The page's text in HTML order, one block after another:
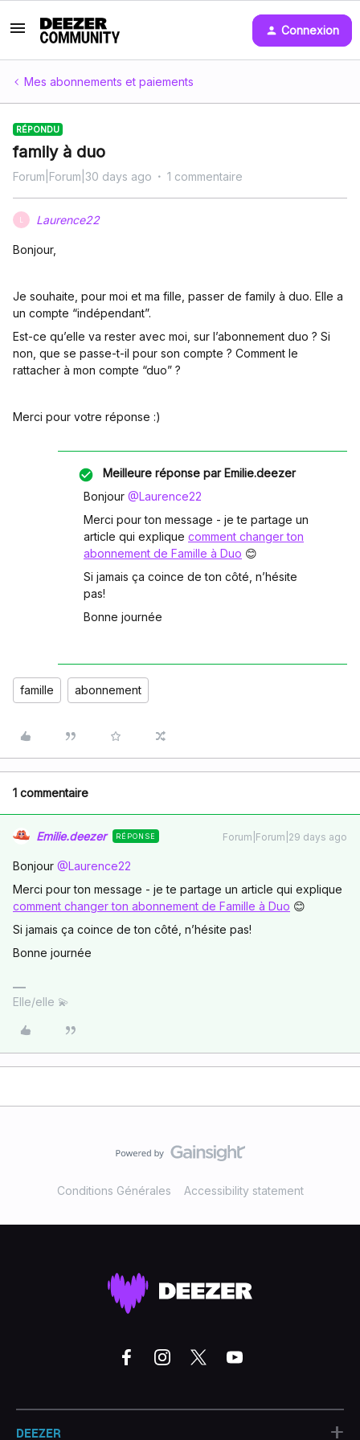
Connexion
Mes abonnements et paiements
RÉPONDU
family à duo
Forum|Forum|30 days ago 1 commentaire
Laurence22
Bonjour,
Je souhaite, pour moi et ma fille, passer de family à duo. Elle a
un compte “indépendant”.
Est-ce qu’elle va rester avec moi, sur l’abonnement duo ? Si
non, que se passe-t-il pour son compte ? Comment le
rattacher à mon compte “duo” ?
Merci pour votre réponse :)
Meilleure réponse parEmilie.deezer
Bonjour ​ @Laurence22
Merci pour ton message - je te partage un
article qui explique comment changer ton
abonnement de Famille à Duo 😊
Si jamais ça coince de ton côté, n’hésite
pas!
Bonne journée
famille abonnement
1 commentaire
Emilie.deezer RÉPONSE Forum|Forum|29 days ago
Bonjour ​ @Laurence22
Merci pour ton message - je te partage un article qui explique
comment changer ton abonnement de Famille à Duo 😊
Si jamais ça coince de ton côté, n’hésite pas!
Bonne journée
Elle/elle 💫
Conditions Générales Accessibility statement
DEEZER +